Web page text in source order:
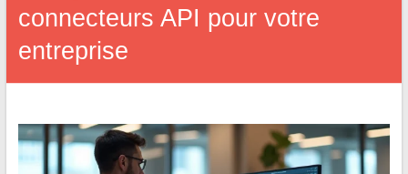
connecteurs API pour votre
entreprise